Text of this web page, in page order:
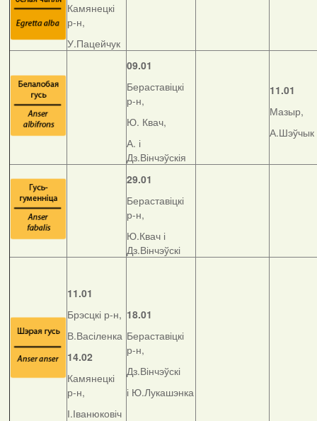
Камянецкі
р-н,
У.Пацейчук
09.01
Бераставіцкі
р-н,
Ю. Квач,
А. і
Дз.Вінчэўскія
11.01
Мазыр,
А.Шэўчык
29.01
Бераставіцкі
р-н,
Ю.Квач і
Дз.Вінчэўскі
11.01
Брэсцкі р-н,
В.Васіленка
14.02
Камянецкі
р-н,
І.Іванюковіч
18.01
Бераставіцкі
р-н,
Дз.Вінчэўскі
і Ю.Лукашэнка